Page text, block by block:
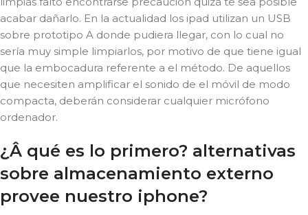
acabar dañarlo. En la actualidad los ipad utilizan un USB
sobre prototipo A donde pudiera llegar, con lo cual no
serí­a muy simple limpiarlos, por motivo de que tiene igual
que la embocadura referente a el método. De aquellos
que necesiten amplificar el sonido de el móvil de modo
compacta, deberán considerar cualquier micrófono
ordenador.
¿Â qué es lo primero? alternativas
sobre almacenamiento externo
provee nuestro iphone?